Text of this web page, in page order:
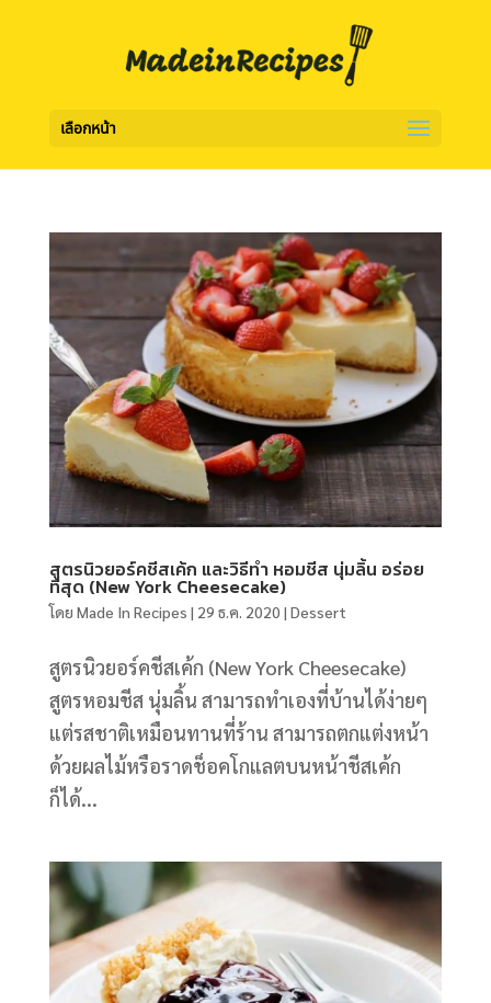
เลือกหน้า
สูตรนิวยอร์คชีสเค้ก และวิธีทำ หอมชีส นุ่มลิ้น อร่อย
ที่สุด (New York Cheesecake)
โดย Made In Recipes | 29 ธ.ค. 2020 | Dessert
สูตรนิวยอร์คชีสเค้ก (New York Cheesecake)
สูตรหอมชีส นุ่มลิ้น สามารถทำเองที่บ้านได้ง่ายๆ
แต่รสชาติเหมือนทานที่ร้าน สามารถตกแต่งหน้า
ด้วยผลไม้หรือราดช็อคโกแลตบนหน้าชีสเค้ก
ก็ได้...